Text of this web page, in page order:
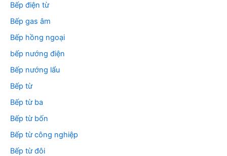
Bếp điện từ
Bếp gas âm
Bếp hồng ngoại
bếp nướng điện
Bếp nướng lẩu
Bếp từ
Bếp từ ba
Bếp từ bốn
Bếp từ công nghiệp
Bếp từ đôi